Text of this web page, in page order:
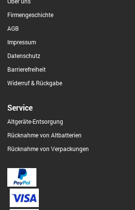
Firmengeschichte
AGB
Impressum
Datenschutz
Barrierefreiheit
Widerruf & Rückgabe
Service
Altgeräte-Entsorgung
Rücknahme von Altbatterien
Rücknahme von Verpackungen